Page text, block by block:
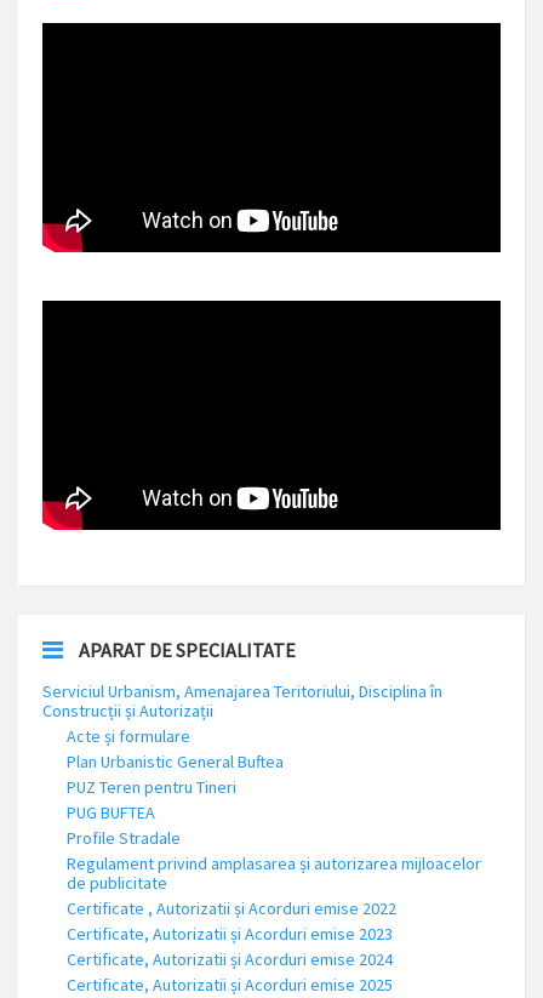
APARAT DE SPECIALITATE
Serviciul Urbanism, Amenajarea Teritoriului, Disciplina în
Construcții și Autorizații
Acte și formulare
Plan Urbanistic General Buftea
PUZ Teren pentru Tineri
PUG BUFTEA
Profile Stradale
Regulament privind amplasarea și autorizarea mijloacelor
de publicitate
Certificate , Autorizatii și Acorduri emise 2022
Certificate, Autorizatii și Acorduri emise 2023
Certificate, Autorizatii și Acorduri emise 2024
Certificate, Autorizatii și Acorduri emise 2025